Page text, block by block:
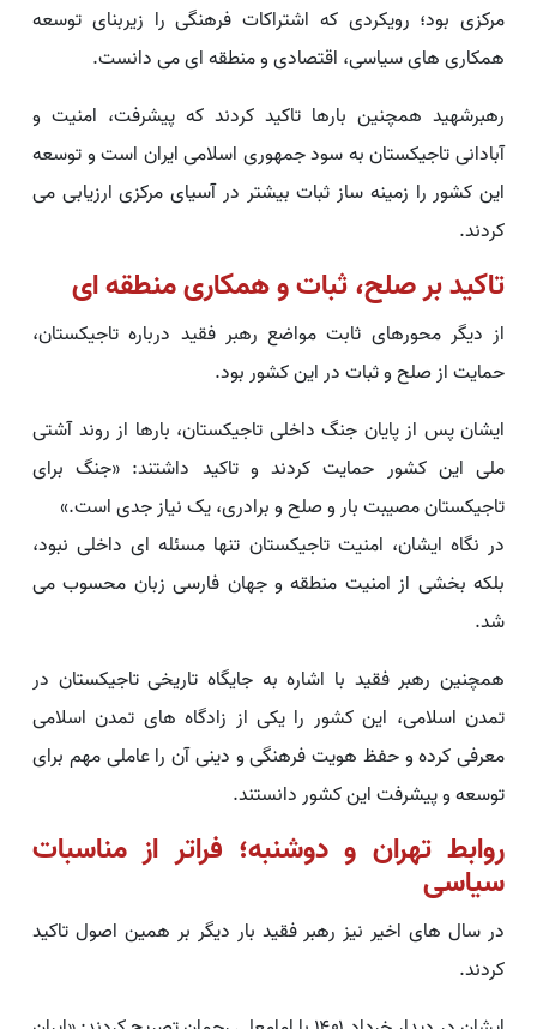
مرکزی بود؛ رویکردی که اشتراکات فرهنگی را زیربنای توسعه
همکاری های سیاسی، اقتصادی و منطقه ای می دانست.
رهبرشهید همچنین بارها تاکید کردند که پیشرفت، امنیت و
آبادانی تاجیکستان به سود جمهوری اسلامی ایران است و توسعه
این کشور را زمینه ساز ثبات بیشتر در آسیای مرکزی ارزیابی می
کردند.
تاکید بر صلح، ثبات و همکاری منطقه ای
از دیگر محورهای ثابت مواضع رهبر فقید درباره تاجیکستان،
حمایت از صلح و ثبات در این کشور بود.
ایشان پس از پایان جنگ داخلی تاجیکستان، بارها از روند آشتی
ملی این کشور حمایت کردند و تاکید داشتند: «جنگ برای
تاجیکستان مصیبت بار و صلح و برادری، یک نیاز جدی است.»
در نگاه ایشان، امنیت تاجیکستان تنها مسئله ای داخلی نبود،
بلکه بخشی از امنیت منطقه و جهان فارسی زبان محسوب می
شد.
همچنین رهبر فقید با اشاره به جایگاه تاریخی تاجیکستان در
تمدن اسلامی، این کشور را یکی از زادگاه های تمدن اسلامی
معرفی کرده و حفظ هویت فرهنگی و دینی آن را عاملی مهم برای
توسعه و پیشرفت این کشور دانستند.
روابط تهران و دوشنبه؛ فراتر از مناسبات
سیاسی
در سال های اخیر نیز رهبر فقید بار دیگر بر همین اصول تاکید
کردند.